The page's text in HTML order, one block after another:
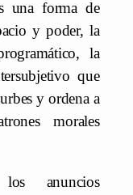
una forma de
y poder, la
la
que
y ordena a
morales
anuncios